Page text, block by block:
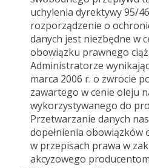
uchylenia dyrektywy 95/
rozporządzenie o
danych jest niezbędne w
obowiązku prawnego
Administratorze
marca 2006 r. o zwrocie
zawartego w cenie oleju
wykorzystywanego do
Przetwarzanie danych
dopełnienia obowiązków
w przepisach prawa w
akcyzowego